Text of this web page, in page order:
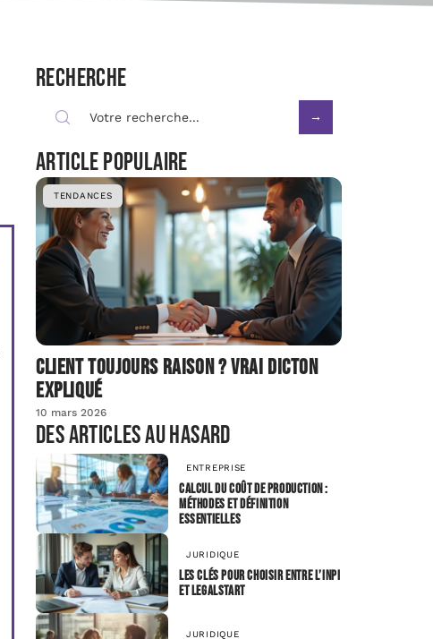
Recherche
Article populaire
TENDANCES
Client toujours raison ? Vrai dicton
expliqué
10 mars 2026
Des articles au hasard
ENTREPRISE
Calcul du coût de production :
méthodes et définition
essentielles
JURIDIQUE
Les clés pour choisir entre l’INPI
et Legalstart
JURIDIQUE